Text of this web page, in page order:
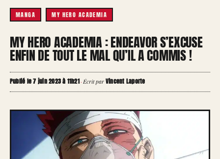
MANGA MY HERO ACADEMIA
MY HERO ACADEMIA : ENDEAVOR S’EXCUSE
ENFIN DE TOUT LE MAL QU’IL A COMMIS !
Publié le 7 juin 2023 à 11h21·Écrit parVincent Laporte